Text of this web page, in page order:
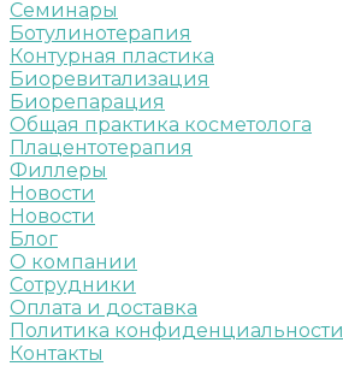
Семинары
Ботулинотерапия
Контурная пластика
Биоревитализация
Биорепарация
Общая практика косметолога
Плацентотерапия
Филлеры
Новости
Новости
Блог
О компании
Сотрудники
Оплата и доставка
Политика конфиденциальности
Контакты